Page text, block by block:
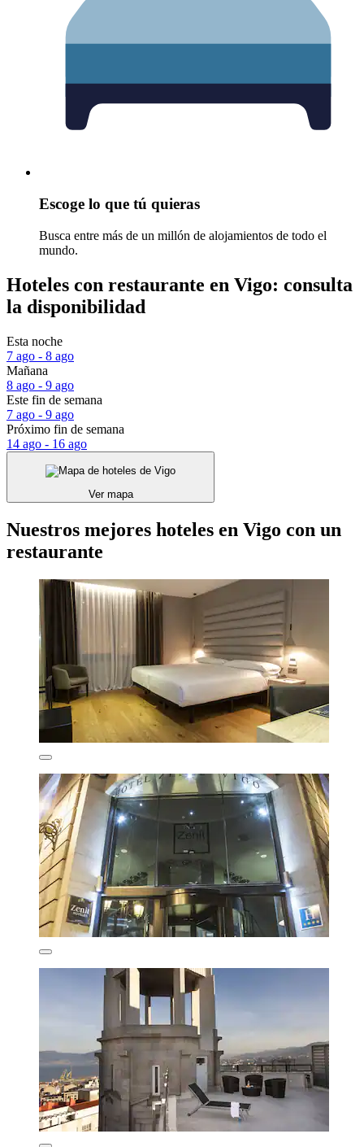
Escoge lo que tú quieras
Busca entre más de un millón de alojamientos de todo el
mundo.
Hoteles con restaurante en Vigo: consulta
la disponibilidad
Esta noche
7 ago - 8 ago
Mañana
8 ago - 9 ago
Este fin de semana
7 ago - 9 ago
Próximo fin de semana
14 ago - 16 ago
Ver mapa
Nuestros mejores hoteles en Vigo con un
restaurante